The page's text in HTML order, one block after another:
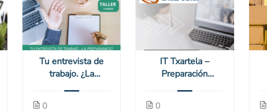
Tu entrevista de
trabajo. ¿La
0
IT Txartela –
Preparación
0